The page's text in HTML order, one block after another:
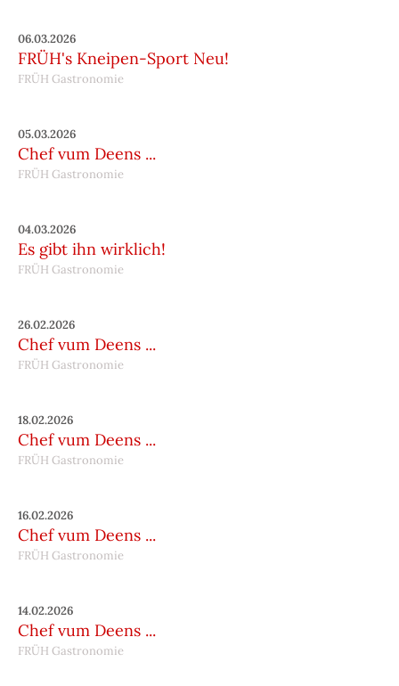
06.03.2026
FRÜH's Kneipen-Sport Neu!
FRÜH Gastronomie
05.03.2026
Chef vum Deens ...
FRÜH Gastronomie
04.03.2026
Es gibt ihn wirklich!
FRÜH Gastronomie
26.02.2026
Chef vum Deens ...
FRÜH Gastronomie
18.02.2026
Chef vum Deens ...
FRÜH Gastronomie
16.02.2026
Chef vum Deens ...
FRÜH Gastronomie
14.02.2026
Chef vum Deens ...
FRÜH Gastronomie